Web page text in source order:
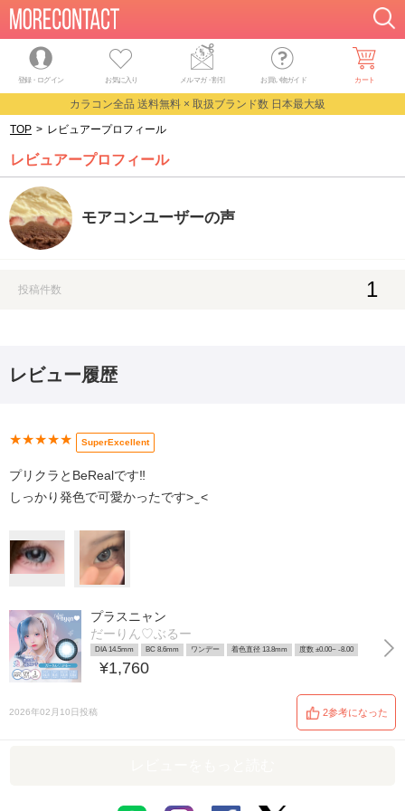
登録・ログイン お気に入り メルマガ・割引 お買い物ガイド カート
カラコン全品 送料無料 × 取扱ブランド数 日本最大級
TOP > レビュアープロフィール
レビュアープロフィール
モアコンユーザーの声
投稿件数 1
レビュー履歴
★★★★★ SuperExcellent
プリクラとBeRealです‼️
しっかり発色で可愛かったです> ̫ <
プラスニャン
だーりん♡ぶるー
DIA 14.5mm BC 8.6mm ワンデー 着色直径 13.8mm 度数 ±0.00~ -8.00
¥1,760
2026年02月10日投稿 2参考になった